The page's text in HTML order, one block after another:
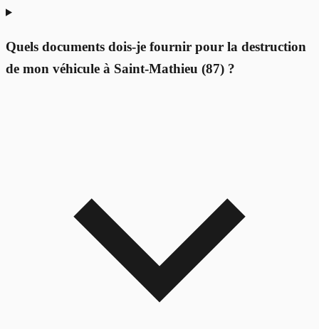
Quels documents dois-je fournir pour la destruction
de mon véhicule à Saint-Mathieu (87) ?